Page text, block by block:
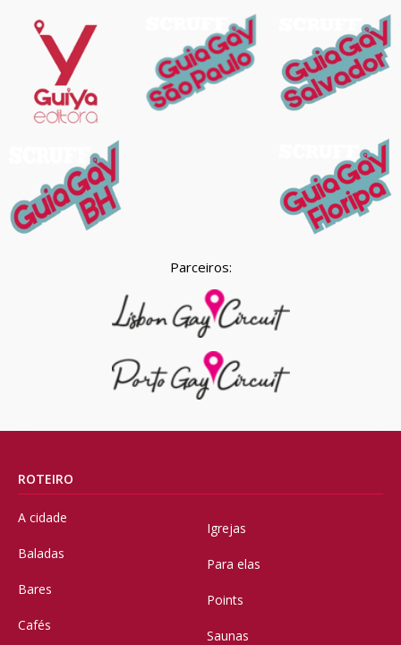
Parceiros:
ROTEIRO
A cidade
Baladas
Bares
Cafés
Igrejas
Para elas
Points
Saunas